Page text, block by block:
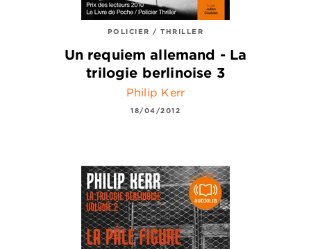
POLICIER / THRILLER
Un requiem allemand - La
trilogie berlinoise 3
Philip Kerr
18/04/2012